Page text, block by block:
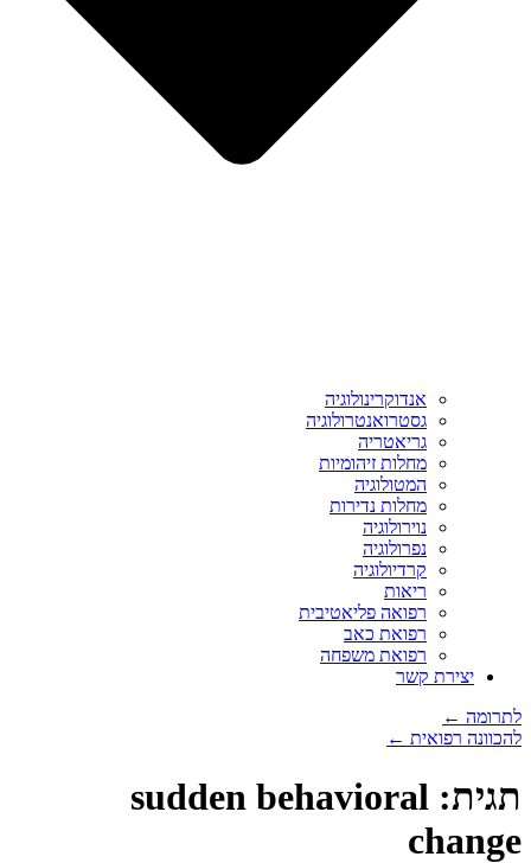
אנדוקרינולוגיה
גסטרואנטרולוגיה
גריאטריה
מחלות זיהומיות
המטולוגיה
מחלות נדירות
נוירולוגיה
נפרולוגיה
קרדיולוגיה
ריאות
רפואה פליאטיבית
רפואת כאב
רפואת משפחה
יצירת קשר
לתרומה ←
להכוונה רפואית ←
תגית: sudden behavioral
change